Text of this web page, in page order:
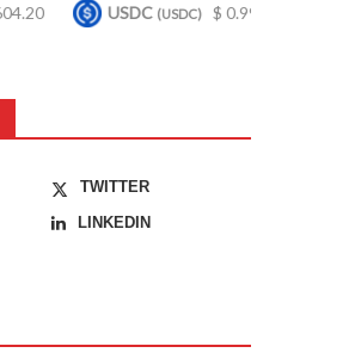
USDC (USDC) $ 0.999619
TWITTER
LINKEDIN